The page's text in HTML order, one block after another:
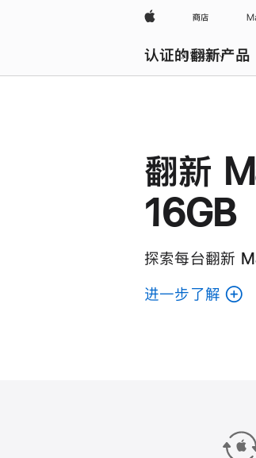
Apple 商店
认证的翻新产品
浏览全部
翻新
16GB
探索每台翻新
进一步了解